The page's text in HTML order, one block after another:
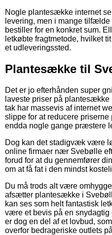
Nogle plantesække internet
levering, men i mange
bestiller for en konkret sum.
letkøbte fragtmetode, hvilket
et udleveringssted.
Plantesække til
Det er jo efterhånden super
laveste priser på plantesække
tak har massevis af internet
slippe for at reducere
endda nogle gange præstere
Dog kan det stadigvæk være
online firmaer nær Svebølle
forud for at du gennemfører
om at få fat i den mindst
Du må trods alt være
afsætter plantesække i
kan ses som helt fantastisk
være et bevis på en snydagtig
er dog en del af et lovbud,
overfor bedrageriske outlets